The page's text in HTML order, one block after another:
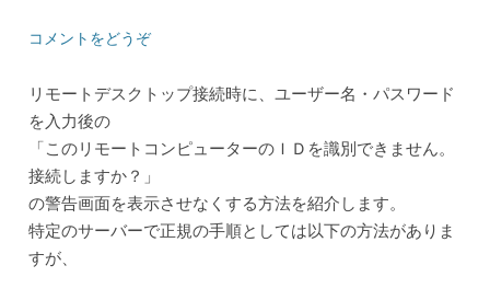
コメントをどうぞ
リモートデスクトップ接続時に、ユーザー名・パスワード
を入力後の
「このリモートコンピューターのＩＤを識別できません。
接続しますか？」
の警告画面を表示させなくする方法を紹介します。
特定のサーバーで正規の手順としては以下の方法がありま
すが、